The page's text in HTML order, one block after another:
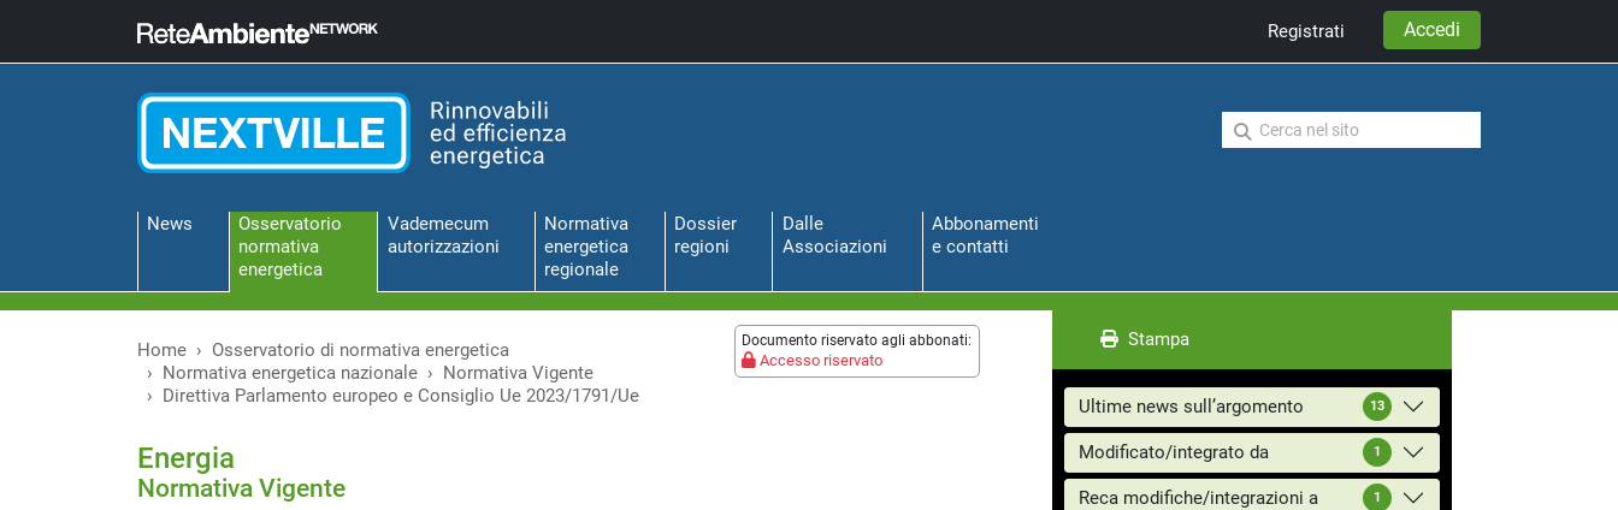
Registrati Accedi
News
Osservatorio
normativa
energetica
Vademecum
autorizzazioni
Normativa
energetica
regionale
Dossier
regioni
Dalle
Associazioni
Abbonamenti
e contatti
Documento riservato agli abbonati:
Accesso riservato
Home
Osservatorio di normativa energetica
Normativa energetica nazionale
Normativa Vigente
Direttiva Parlamento europeo e Consiglio Ue 2023/1791/Ue
Energia
Normativa Vigente
Stampa
Ultime news sull’argomento 13
Modificato/integrato da 1
Reca modifiche/integrazioni a 1